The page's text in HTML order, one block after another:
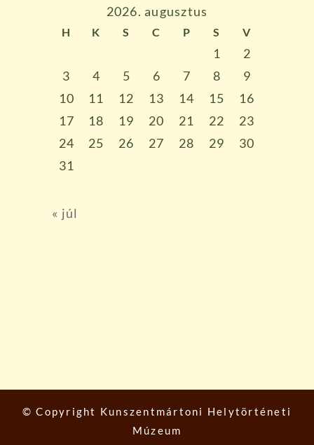
2026. augusztus
H K S C P S V
1
2
3
4 5 6 7 8
9
10
11 12 13 14 15
16
17
18 19 20 21 22
23
24
25 26 27 28 29
30
31
« júl
© Copyright Kunszentmártoni Helytörténeti
Múzeum